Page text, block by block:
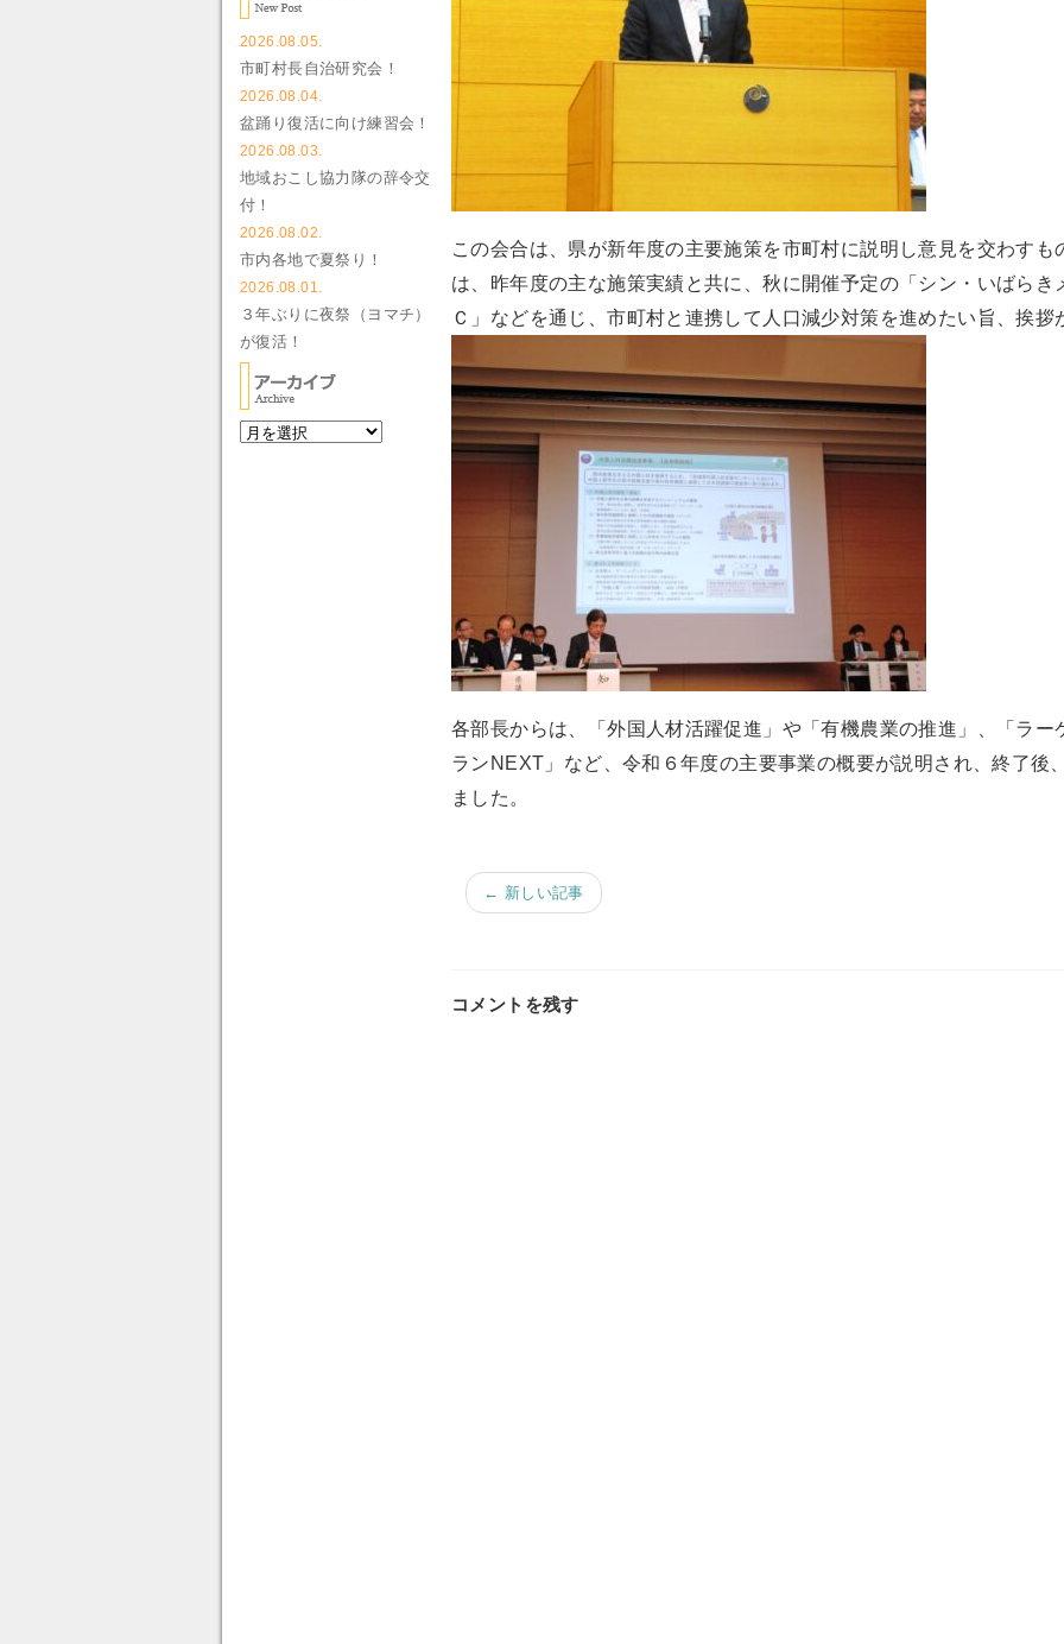
この会合は、県が新年度の主要施策を市町村に説明し意見を交わすも
は、昨年度の主な施策実績と共に、秋に開催予定の「シン・いばらき
Ｃ」などを通じ、市町村と連携して人口減少対策を進めたい旨、挨拶
各部長からは、「外国人材活躍促進」や「有機農業の推進」、「ラ
ランNEXT」など、令和６年度の主要事業の概要が説明され、終了後
ました。
← 新しい記事
コメントを残す
2026.08.05.
市町村長自治研究会！
2026.08.04.
盆踊り復活に向け練習会！
2026.08.03.
地域おこし協力隊の辞令交
付！
2026.08.02.
市内各地で夏祭り！
2026.08.01.
３年ぶりに夜祭（ヨマチ）
が復活！